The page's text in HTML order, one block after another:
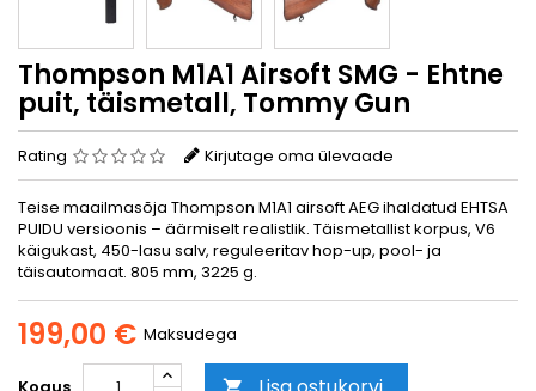
Thompson M1A1 Airsoft SMG - Ehtne
puit, täismetall, Tommy Gun
Rating Kirjutage oma ülevaade
Teise maailmasõja Thompson M1A1 airsoft AEG ihaldatud EHTSA
PUIDU versioonis – äärmiselt realistlik. Täismetallist korpus, V6
käigukast, 450-lasu salv, reguleeritav hop-up, pool- ja
täisautomaat. 805 mm, 3225 g.
199,00 € Maksudega